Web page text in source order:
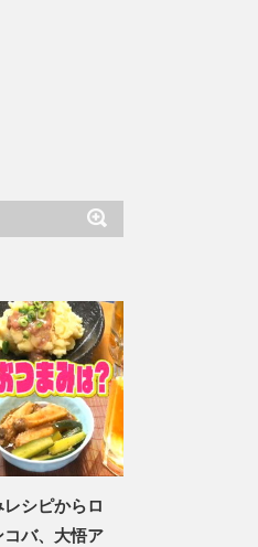
シピからロ
バ、大悟ア